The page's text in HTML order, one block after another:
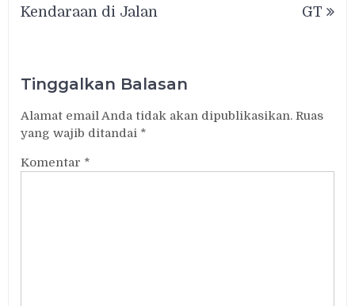
Kendaraan di Jalan
GT
Tinggalkan Balasan
Alamat email Anda tidak akan dipublikasikan. Ruas
yang wajib ditandai *
Komentar *